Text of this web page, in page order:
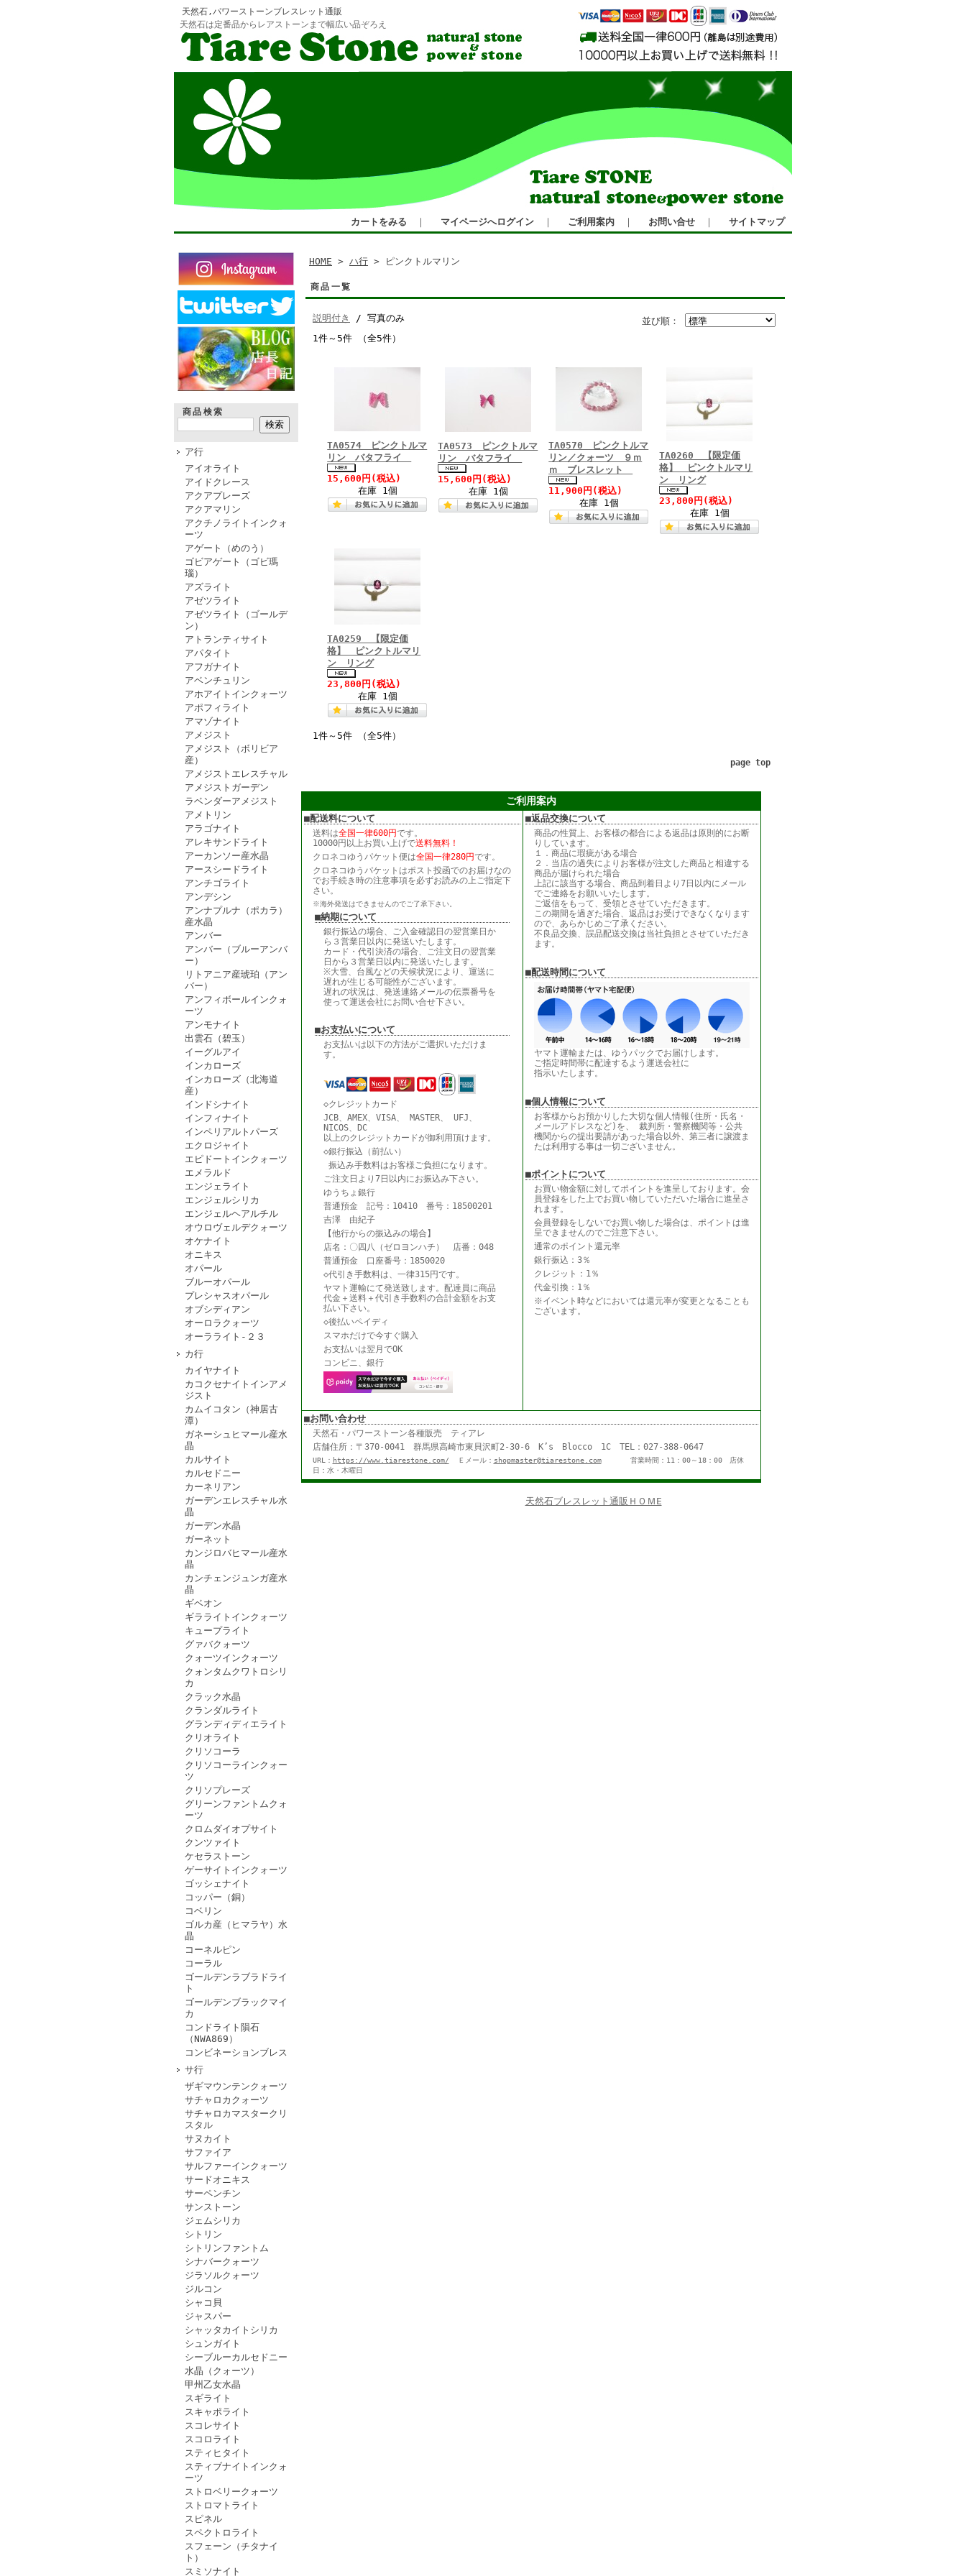
天然石,パワーストーンブレスレット通販
天然石は定番品からレアストーンまで幅広い品ぞろえ
カートをみる ｜ マイページへログイン ｜ ご利用案内 ｜ お問い合せ ｜ サイトマップ
商品検索
ア行
アイオライト
アイドクレース
アクアプレーズ
アクアマリン
アクチノライトインクォ
ーツ
アゲート（めのう）
ゴビアゲート（ゴビ瑪
瑙）
アズライト
アゼツライト
アゼツライト（ゴールデ
ン）
アトランティサイト
アパタイト
アフガナイト
アベンチュリン
アホアイトインクォーツ
アポフィライト
アマゾナイト
アメジスト
アメジスト（ボリビア
産）
アメジストエレスチャル
アメジストガーデン
ラベンダーアメジスト
アメトリン
アラゴナイト
アレキサンドライト
アーカンソー産水晶
アースシードライト
アンチゴライト
アンデシン
アンナプルナ（ポカラ）
産水晶
アンバー
アンバー（ブルーアンバ
ー）
リトアニア産琥珀（アン
バー）
アンフィボールインクォ
ーツ
アンモナイト
出雲石（碧玉）
イーグルアイ
インカローズ
インカローズ（北海道
産）
インドシナイト
インフィナイト
インペリアルトパーズ
エクロジャイト
エピドートインクォーツ
エメラルド
エンジェライト
エンジェルシリカ
エンジェルヘアルチル
オウロヴェルデクォーツ
オケナイト
オニキス
オパール
ブルーオパール
プレシャスオパール
オブシディアン
オーロラクォーツ
オーラライト-２３
カ行
カイヤナイト
カコクセナイトインアメ
ジスト
カムイコタン（神居古
潭）
ガネーシュヒマール産水
晶
カルサイト
カルセドニー
カーネリアン
ガーデンエレスチャル水
晶
ガーデン水晶
ガーネット
カンジロバヒマール産水
晶
カンチェンジュンガ産水
晶
ギベオン
ギラライトインクォーツ
キュープライト
グァバクォーツ
クォーツインクォーツ
クォンタムクワトロシリ
カ
クラック水晶
クランダルライト
グランディディエライト
クリオライト
クリソコーラ
クリソコーラインクォー
ツ
クリソプレーズ
グリーンファントムクォ
ーツ
クロムダイオプサイト
クンツァイト
ケセラストーン
ゲーサイトインクォーツ
ゴッシェナイト
コッパー（銅）
コベリン
ゴルカ産（ヒマラヤ）水
晶
コーネルピン
コーラル
ゴールデンラブラドライ
ト
ゴールデンブラックマイ
カ
コンドライト隕石
（NWA869）
コンビネーションブレス
サ行
ザギマウンテンクォーツ
サチャロカクォーツ
サチャロカマスタークリ
スタル
サヌカイト
サファイア
サルファーインクォーツ
サードオニキス
サーペンチン
サンストーン
ジェムシリカ
シトリン
シトリンファントム
シナバークォーツ
ジラソルクォーツ
ジルコン
シャコ貝
ジャスパー
シャッタカイトシリカ
シュンガイト
シーブルーカルセドニー
水晶（クォーツ）
甲州乙女水晶
スギライト
スキャポライト
スコレサイト
スコロライト
スティヒタイト
スティブナイトインクォ
ーツ
ストロベリークォーツ
ストロマトライト
スピネル
スペクトロライト
スフェーン（チタナイ
ト）
スミソナイト
HOME > ハ行 > ピンクトルマリン
商品一覧
並び順：
説明付き
/ 写真のみ
1件～5件 （全5件）
TA0574 ピンクトルマ
リン バタフライ
15,600円 (税込)
在庫 1個
TA0573 ピンクトルマ
リン バタフライ
15,600円 (税込)
在庫 1個
TA0570 ピンクトルマ
リン／クォーツ ９ｍ
ｍ ブレスレット
11,900円 (税込)
在庫 1個
TA0260 【限定価
格】 ピンクトルマリ
ン リング
23,800円 (税込)
在庫 1個
TA0259 【限定価
格】 ピンクトルマリ
ン リング
23,800円 (税込)
在庫 1個
1件～5件 （全5件）
page top
ご利用案内
■配送料について
送料は全国一律600円です。
10000円以上お買い上げで送料無料！
クロネコゆうパケット便は全国一律280円です。
クロネコゆうパケットはポスト投函でのお届けなの
でお手続き時の注意事項を必ずお読みの上ご指定下
さい。
※海外発送はできませんのでご了承下さい。
■納期について
銀行振込の場合、ご入金確認日の翌営業日か
ら３営業日以内に発送いたします。
カード・代引決済の場合、ご注文日の翌営業
日から３営業日以内に発送いたします。
※大雪、台風などの天候状況により、運送に
遅れが生じる可能性がございます。
遅れの状況は、発送連絡メールの伝票番号を
使って運送会社にお問い合せ下さい。
■お支払いについて
お支払いは以下の方法がご選択いただけま
す。
◇クレジットカード
JCB、AMEX、VISA、 MASTER、 UFJ、
NICOS、DC
以上のクレジットカードが御利用頂けます。
◇銀行振込（前払い）
振込み手数料はお客様ご負担になります。
ご注文日より7日以内にお振込み下さい。
ゆうちょ銀行
普通預金 記号：10410 番号：18500201
吉澤 由紀子
【他行からの振込みの場合】
店名：〇四八（ゼロヨンハチ） 店番：048
普通預金 口座番号：1850020
◇代引き手数料は、一律315円です。
ヤマト運輸にて発送致します。配達員に商品
代金＋送料＋代引き手数料の合計金額をお支
払い下さい。
◇後払いペイディ
スマホだけで今すぐ購入
お支払いは翌月でOK
コンビニ、銀行
■返品交換について
商品の性質上、お客様の都合による返品は原則的にお断
りしています。
１．商品に瑕疵がある場合
２．当店の過失によりお客様が注文した商品と相違する
商品が届けられた場合
上記に該当する場合、商品到着日より7日以内にメール
でご連絡をお願いいたします。
ご返信をもって、受領とさせていただきます。
この期間を過ぎた場合、返品はお受けできなくなります
ので、あらかじめご了承ください。
不良品交換、誤品配送交換は当社負担とさせていただき
ます。
■配送時間について
ヤマト運輸または、ゆうパックでお届けします。
ご指定時間帯に配達するよう運送会社に
指示いたします。
■個人情報について
お客様からお預かりした大切な個人情報(住所・氏名・
メールアドレスなど)を、 裁判所・警察機関等・公共
機関からの提出要請があった場合以外、第三者に譲渡ま
たは利用する事は一切ございません。
■ポイントについて
お買い物金額に対してポイントを進呈しております。会
員登録をした上でお買い物していただいた場合に進呈さ
れます。
会員登録をしないでお買い物した場合は、ポイントは進
呈できませんのでご注意下さい。
通常のポイント還元率
銀行振込：3％
クレジット：1％
代金引換：1％
※イベント時などにおいては還元率が変更となることも
ございます。
■お問い合わせ
天然石・パワーストーン各種販売 ティアレ
店舗住所：〒370-0041 群馬県高崎市東貝沢町2-30-6 K’s Blocco 1C TEL：027-388-0647
URL： https://www.tiarestone.com/ Ｅメール： shopmaster@tiarestone.com
営業時間：11：00～18：00 店休
日：水・木曜日
天然石ブレスレット通販ＨＯＭE